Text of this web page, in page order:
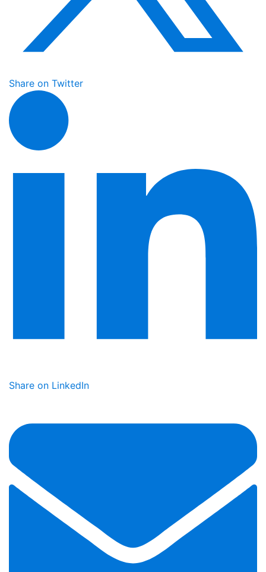
Share on Twitter
Share on LinkedIn